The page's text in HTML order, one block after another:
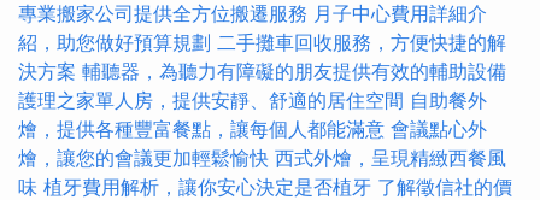
專業搬家公司提供全方位搬遷服務 月子中心費用詳細介
紹，助您做好預算規劃 二手攤車回收服務，方便快捷的解
決方案 輔聽器，為聽力有障礙的朋友提供有效的輔助設備
護理之家單人房，提供安靜、舒適的居住空間 自助餐外
燴，提供各種豐富餐點，讓每個人都能滿意 會議點心外
燴，讓您的會議更加輕鬆愉快 西式外燴，呈現精緻西餐風
味 植牙費用解析，讓你安心決定是否植牙 了解徵信社的價